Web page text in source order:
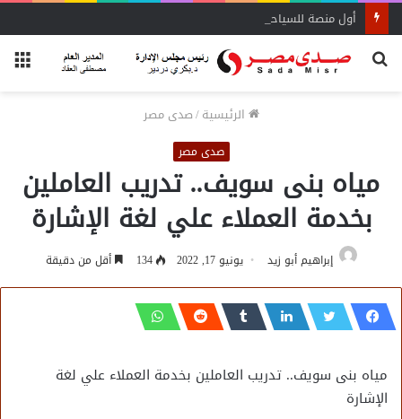
أول منصة للسياحة الصحية في مصر والشرق الأوسط وأفريقيا..
بحث
الرئيسية/صدى مصر
صدى مصر
مياه بنى سويف.. تدريب العاملين
بخدمة العملاء علي لغة الإشارة
إبراهيم أبو زيد يونيو 17, 2022 134 أقل من دقيقة
مياه بنى سويف.. تدريب العاملين بخدمة العملاء علي لغة
الإشارة